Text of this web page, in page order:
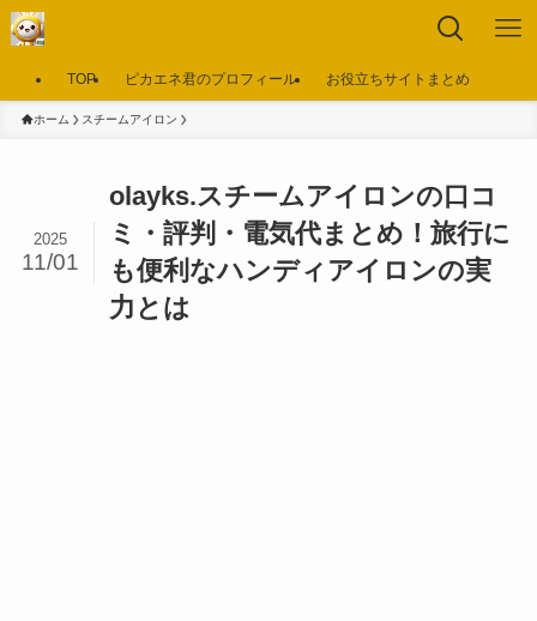
TOP ピカエネ君のプロフィール お役立ちサイトまとめ
ホーム スチームアイロン
olayks.スチームアイロンの口コ
ミ・評判・電気代まとめ！旅行に
も便利なハンディアイロンの実
力とは
2025
11/01